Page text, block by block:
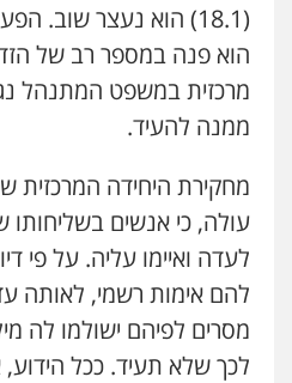
(18.1) הוא נעצר שוב.
הוא פנה במספר רב של
מרכזית במשפט המתנהל
ממנה להעיד.
מחקירת היחידה המרכזית
עולה, כי אנשים בשליחותו
לעדה ואיימו עליה. על פי
להם אימות רשמי, לאותה
מסרים לפיהם ישולמו לה
לכך שלא תעיד. ככל